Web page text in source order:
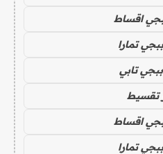
اقساط
تمارا
تابي
تقسيط
اقساط
تمارا